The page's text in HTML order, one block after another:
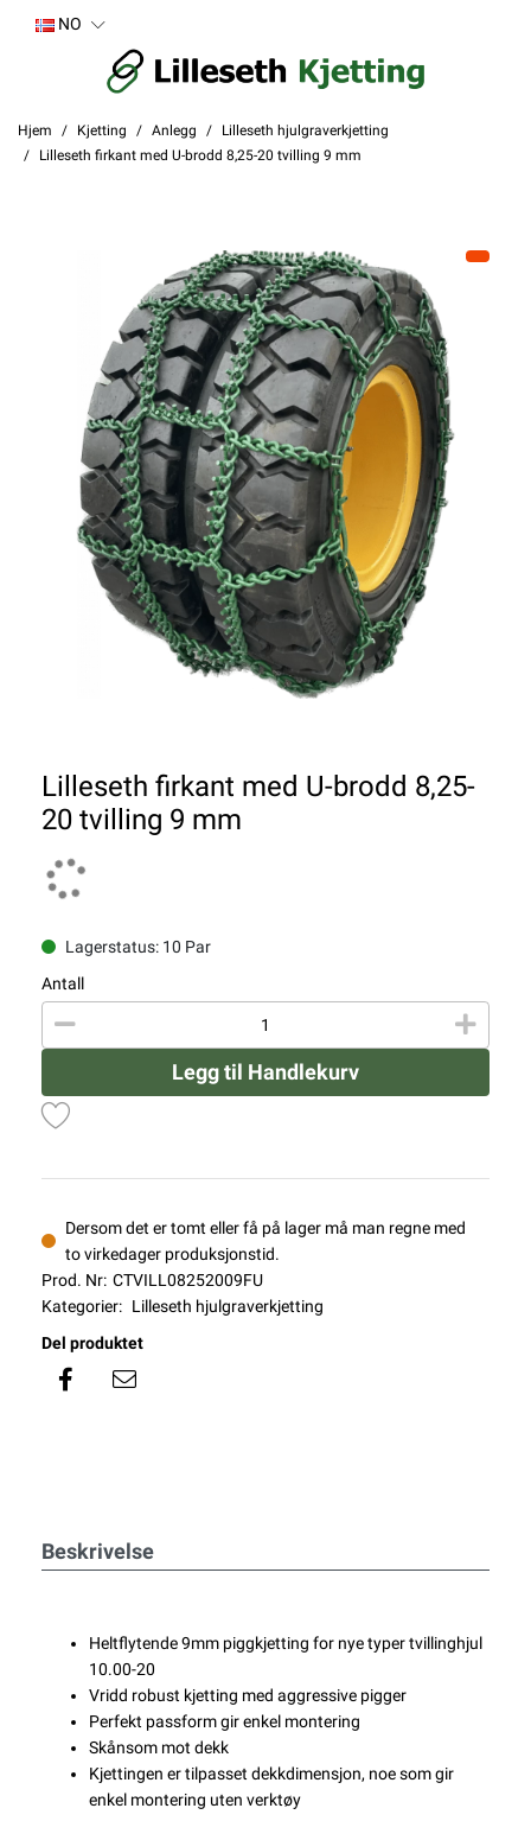
NO
Hjem Kjetting Anlegg
Lilleseth hjulgraverkjetting
Lilleseth firkant med U-brodd 8,25-20 tvilling 9 mm
Lilleseth firkant med U-brodd 8,25-
20 tvilling 9 mm
Lagerstatus: 10 Par
Antall
Legg til Handlekurv
Dersom det er tomt eller få på lager må man regne med
to virkedager produksjonstid.
Prod. Nr: CTVILL08252009FU
Kategorier: Lilleseth hjulgraverkjetting
Del produktet
Beskrivelse
Heltflytende 9mm piggkjetting for nye typer tvillinghjul
10.00-20
Vridd robust kjetting med aggressive pigger
Perfekt passform gir enkel montering
Skånsom mot dekk
Kjettingen er tilpasset dekkdimensjon, noe som gir
enkel montering uten verktøy